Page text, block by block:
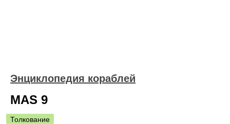
Энциклопедия кораблей
MAS 9
Толкование